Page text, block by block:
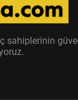
sahiplerinin